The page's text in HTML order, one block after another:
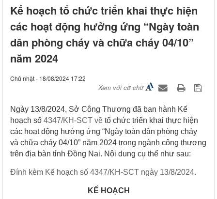
Kế hoạch tổ chức triển khai thực hiện
các hoạt động hưởng ứng “Ngày toàn
dân phòng cháy và chữa cháy 04/10”
năm 2024
Chủ nhật - 18/08/2024 17:22
Xem với cỡ chữ
​Ngày 13/8/2024, Sở Công Thương đã ban hành Kế
hoạch số 4347/KH-SCT về tổ chức triển khai thực hiện
các hoạt động hưởng ứng “Ngày toàn dân phòng cháy
và chữa cháy 04/10” năm 2024 trong ngành công thương
trên địa bàn tỉnh Đồng Nai. Nội dung cụ thể như sau:
Đính kèm Kế hoạch số 4347/KH-SCT ngày 13/8/2024.
KẾ HOẠCH